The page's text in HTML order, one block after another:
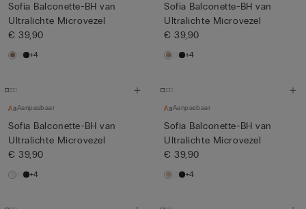
Sofia Balconette-BH van
Ultralichte Microvezel
€ 39,90
+4
Sofia Balconette-BH van
Ultralichte Microvezel
€ 39,90
+4
Aanpasbaar
Sofia Balconette-BH van
Ultralichte Microvezel
€ 39,90
+4
Aanpasbaar
Sofia Balconette-BH van
Ultralichte Microvezel
€ 39,90
+4